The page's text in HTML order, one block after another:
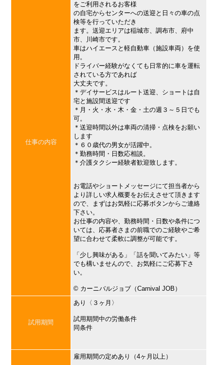
仕事の内容
をご利用されるお客様
の自宅からセンターへの送迎と日々の車の点
検等を行っていただき
ます。送迎エリアは稲城市、調布市、府中
市、川崎市です。
車はハイエースと軽自動車（施設車両）を使
用。
ドライバー経験がなくても日常的に車を運転
されている方であれば
大丈夫です。
＊デイサービスはルート送迎、ショートは自
宅と施設間送迎です
＊月・火・水・木・金・土の週３～５日でも
可。
＊送迎時間以外は車両の清掃・点検をお願い
します
＊６０歳代の男女が活躍中。
＊勤務時間・日数応相談。
＊介護タクシー経験者歓迎致します。
お電話やショートメッセージにて担当者から
より詳しい求人概要をお伝えさせて頂きます
ので、まずはお気軽に応募ボタンからご連絡
下さい。
お仕事の内容や、勤務時間・日数や条件につ
いては、応募者さまの前職でのご経験やご希
望に合わせて柔軟に調整が可能です。
「少し興味がある」「話を聞いてみたい」等
でも構いませんので、お気軽にご応募下さ
い。
©︎ カーニバルジョブ（Carnival JOB）
試用期間
あり〈３ヶ月〉
試用期間中の労働条件
同条件
雇用期間の定めあり（4ヶ月以上）